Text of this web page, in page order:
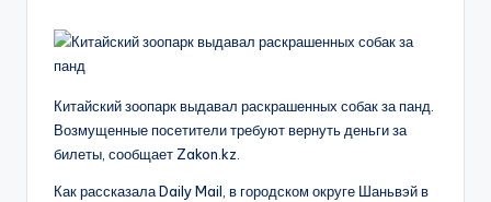
Китайский зоопарк выдавал раскрашенных собак за панд.
Возмущенные посетители требуют вернуть деньги за
билеты, сообщает Zakon.kz.
Как рассказала Daily Mail, в городском округе Шаньвэй в